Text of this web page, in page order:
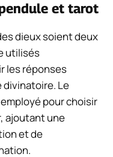
et tarot
dieux soient deux
utilisés
les réponses
Le
pour choisir
ajoutant une
et de